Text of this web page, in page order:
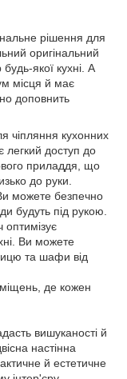
рішення для
оригінальний
якої кухні. А
місця й має
доповнить
чіпляння кухонних
легкий доступ до
приладдя, що
до руки.
можете безпечно
будуть під рукою.
оптимізує
Ви можете
та шафи від
де кожен
вишуканості й
настінна
й естетичне